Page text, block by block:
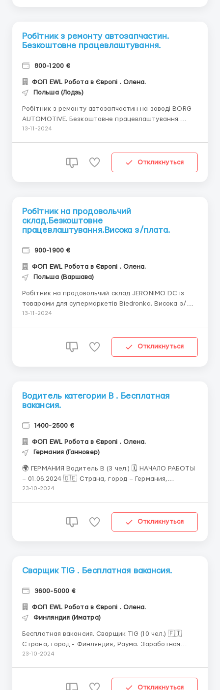
Робітник з ремонту автозапчастин.
Безкоштовне працевлаштування.
800-1200 €
ФОП EWL Робота в Європі . Олена.
Польша (Лодзь)
Робітник з ремонту автозапчастин на заводі BORG
AUTOMOTIVE. Безкоштовне працевлаштування.
Висока з/плата. Локація:Польща,Zduńska Wola
укладають частини у спеціальне миття, після чого
13-11-2024
Откликнуться
Робітник на продовольчий
склад.Безкоштовне
працевлаштування.Висока з/плата.
900-1900 €
ФОП EWL Робота в Європі . Олена.
Польша (Варшава)
Робітник на продовольчий склад JERONIMO DC із
товарами для супермаркетів Biedronka. Висока з/
плата. Безкоштовне працевлаштування. Локалізація:
,Parzniew, LUBIN, Гданськ, Modlniczk...
13-11-2024
Откликнуться
Водитель категории В . Бесплатная
вакансия.
1400-2500 €
ФОП EWL Робота в Європі . Олена.
Германия (Ганновер)
🌍 ГЕРМАНИЯ Водитель В (3 чел.) 🗓 НАЧАЛО РАБОТЫ
– 01.06.2024 🇩🇪 Страна, город – Германия,
Ганновер. 💶 Заработная плата – от 1400€/мес
скорости выполнения маршрута). 🏘 Жильё &n...
23-10-2024
Откликнуться
Сварщик TIG . Бесплатная вакансия.
3600-5000 €
ФОП EWL Робота в Європі . Олена.
Финляндия (Иматра)
Бесплатная вакансия. Сварщик TIG (10 чел.) 🇫🇮
Страна, город - Финляндия, Раума. Заработная
плата – 14-15€/час - зависит от наличия
Бесплатно (квартира/дом, по 2 чел. в комн...
23-10-2024
Откликнуться